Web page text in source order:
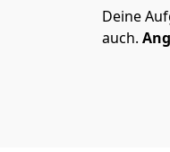
Deine
auch.